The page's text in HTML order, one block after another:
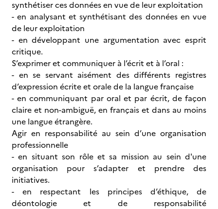
synthétiser ces données en vue de leur exploitation
- en analysant et synthétisant des données en vue
de leur exploitation
- en développant une argumentation avec esprit
critique.
S’exprimer et communiquer à l’écrit et à l’oral :
- en se servant aisément des différents registres
d’expression écrite et orale de la langue française
- en communiquant par oral et par écrit, de façon
claire et non-ambiguë, en français et dans au moins
une langue étrangère.
Agir en responsabilité au sein d’une organisation
professionnelle
- en situant son rôle et sa mission au sein d'une
organisation pour s’adapter et prendre des
initiatives.
- en respectant les principes d’éthique, de
déontologie et de responsabilité